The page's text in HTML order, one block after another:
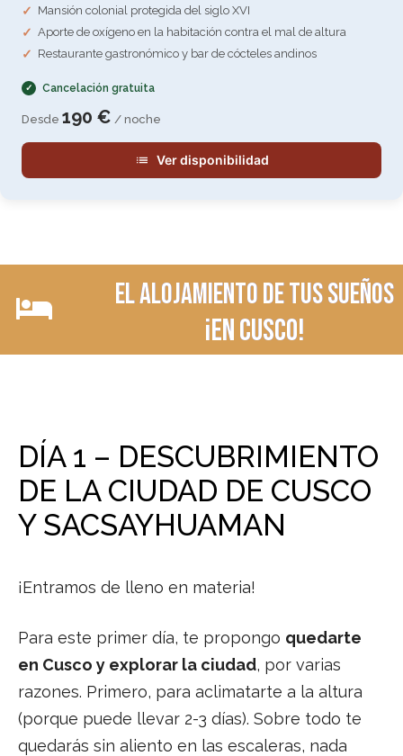
Mansión colonial protegida del siglo XVI
Aporte de oxígeno en la habitación contra el mal de altura
Restaurante gastronómico y bar de cócteles andinos
Cancelación gratuita
Desde 190 € / noche
Ver disponibilidad
El alojamiento de tus sueños
¡en Cusco!
DÍA 1 – DESCUBRIMIENTO
DE LA CIUDAD DE CUSCO
Y SACSAYHUAMAN
¡Entramos de lleno en materia!
Para este primer día, te propongo quedarte
en Cusco y explorar la ciudad, por varias
razones. Primero, para aclimatarte a la altura
(porque puede llevar 2-3 días). Sobre todo te
quedarás sin aliento en las escaleras, nada